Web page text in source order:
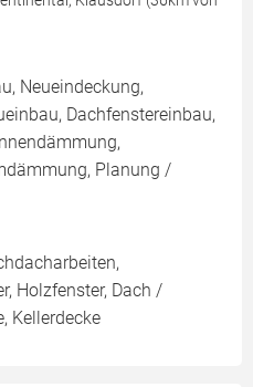
Neueindeckung,
Dachfenstereinbau,
Planung /
Holzfenster, Dach /
Kellerdecke